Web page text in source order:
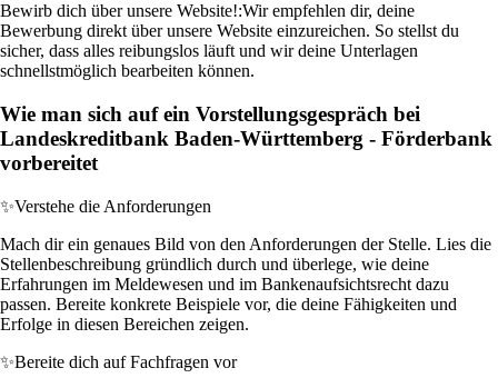
Bewirb dich über unsere Website!:Wir empfehlen dir, deine
Bewerbung direkt über unsere Website einzureichen. So stellst du
sicher, dass alles reibungslos läuft und wir deine Unterlagen
schnellstmöglich bearbeiten können.
Wie man sich auf ein Vorstellungsgespräch bei
Landeskreditbank Baden-Württemberg - Förderbank
vorbereitet
✨Verstehe die Anforderungen
Mach dir ein genaues Bild von den Anforderungen der Stelle. Lies die
Stellenbeschreibung gründlich durch und überlege, wie deine
Erfahrungen im Meldewesen und im Bankenaufsichtsrecht dazu
passen. Bereite konkrete Beispiele vor, die deine Fähigkeiten und
Erfolge in diesen Bereichen zeigen.
✨Bereite dich auf Fachfragen vor